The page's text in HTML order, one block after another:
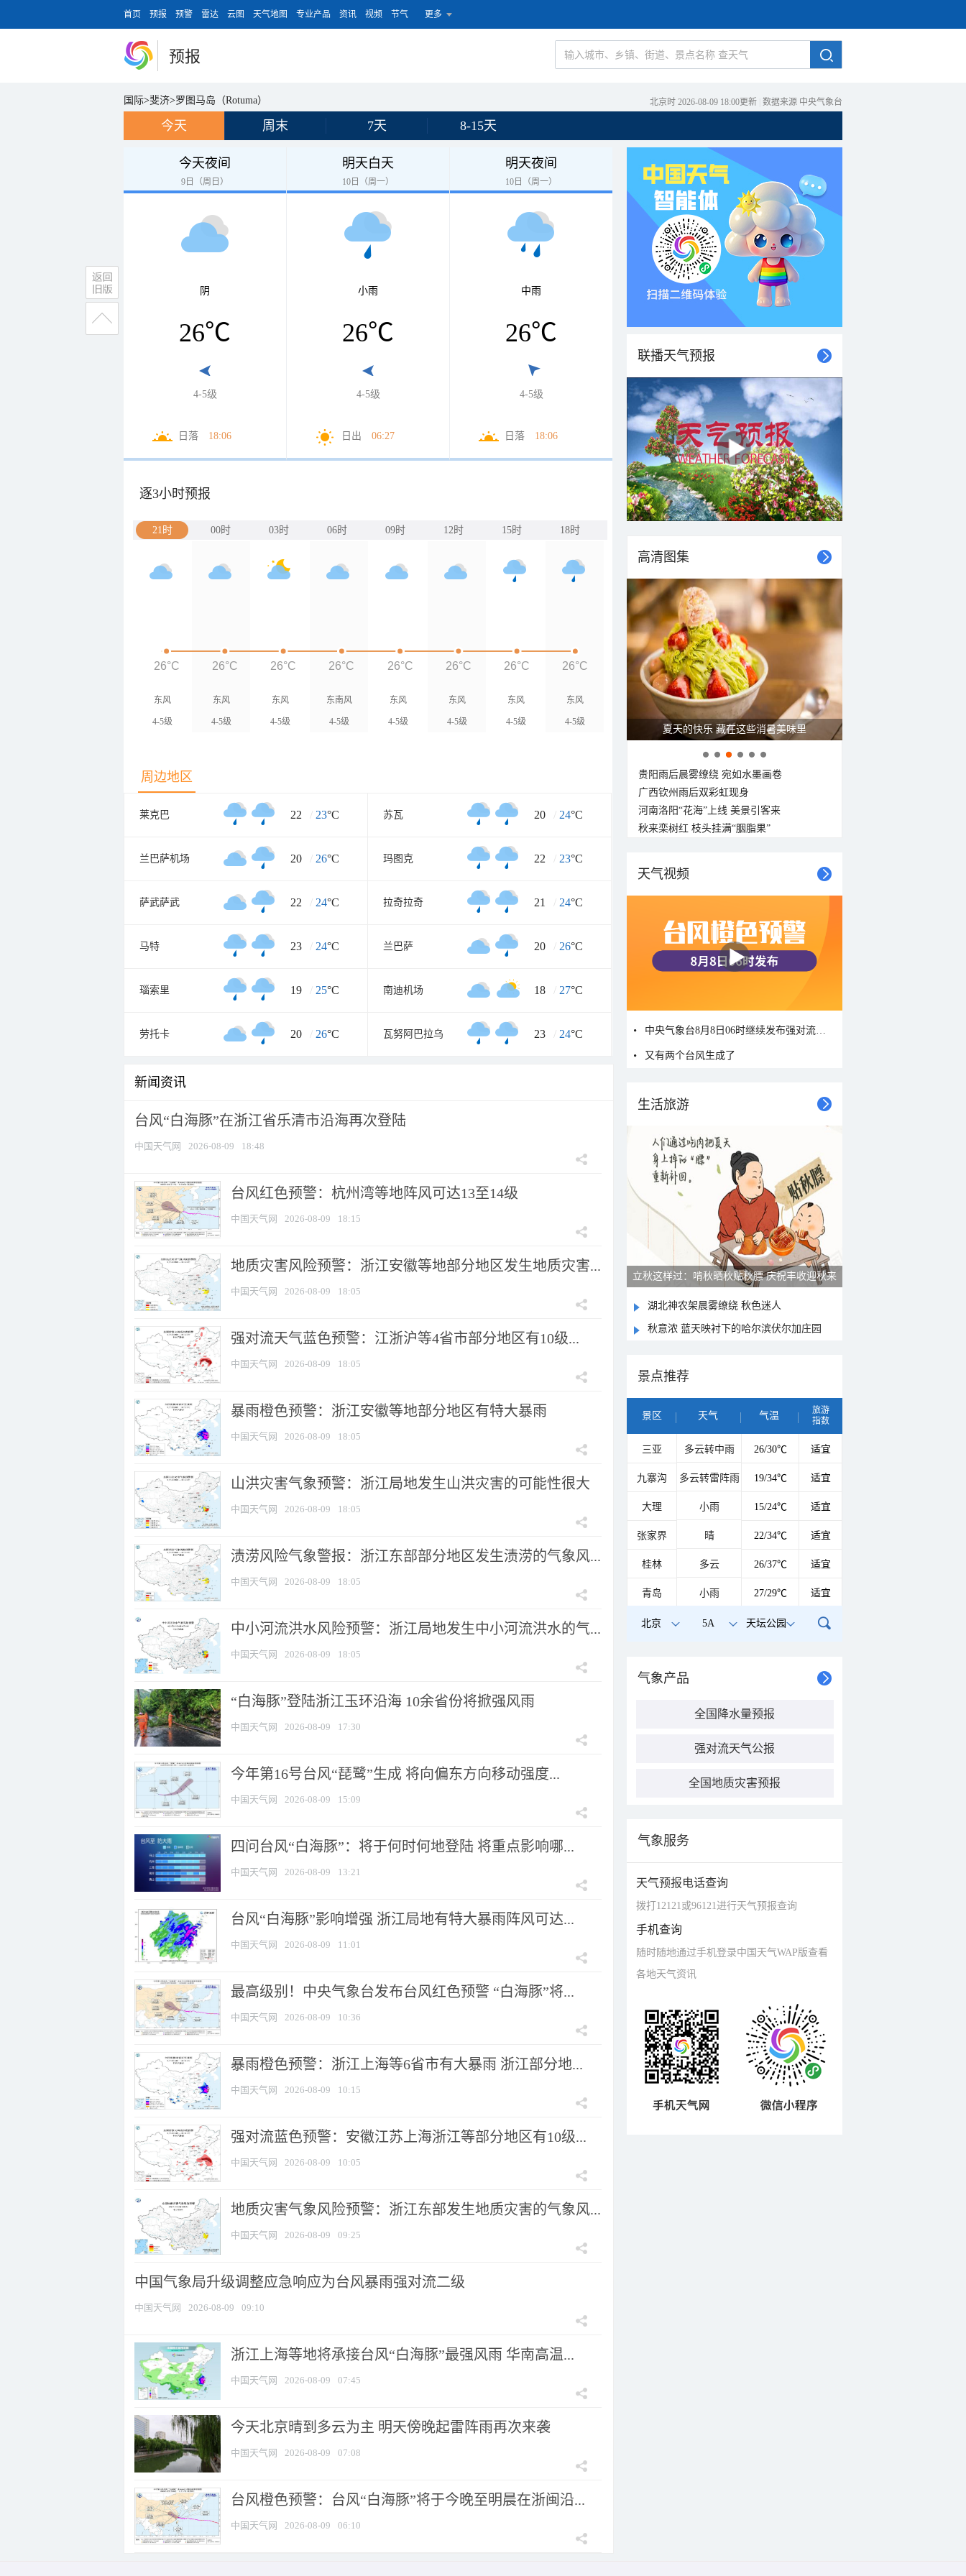
首页 预报 预警 雷达 云图 天气地图 专业产品 资讯 视频 节气 更多
预报
国际>斐济>罗图马岛（Rotuma） 北京时 2026-08-09 18:00更新 数据来源 中央气象台
今天 周末 7天 8-15天
今天夜间
9日（周日）
阴
26℃
4-5级
日落 18:06
明天白天
10日（周一）
小雨
26℃
4-5级
日出 06:27
明天夜间
10日（周一）
中雨
26℃
4-5级
日落 18:06
逐3小时预报
21时 00时 03时 06时 09时 12时 15时 18时
东风
4-5级
东风
4-5级
东风
4-5级
东南风
4-5级
东风
4-5级
东风
4-5级
东风
4-5级
东风
4-5级
26°C 26°C 26°C 26°C 26°C 26°C 26°C 26°C
周边地区
莱克巴 22 / 23°C 苏瓦 20 / 24°C
兰巴萨机场 20 / 26°C 玛图克 22 / 23°C
萨武萨武 22 / 24°C 拉奇拉奇 21 / 24°C
马特 23 / 24°C 兰巴萨 20 / 26°C
瑙索里 19 / 25°C 南迪机场 18 / 27°C
劳托卡 20 / 26°C 瓦努阿巴拉乌 23 / 24°C
新闻资讯
台风“白海豚”在浙江省乐清市沿海再次登陆
中国天气网 2026-08-09 18:48
​台风红色预警：杭州湾等地阵风可达13至14级
中国天气网 2026-08-09 18:15
地质灾害风险预警：浙江安徽等地部分地区发生地质灾害...
中国天气网 2026-08-09 18:05
强对流天气蓝色预警：江浙沪等4省市部分地区有10级...
中国天气网 2026-08-09 18:05
暴雨橙色预警：浙江安徽等地部分地区有特大暴雨
中国天气网 2026-08-09 18:05
山洪灾害气象预警：浙江局地发生山洪灾害的可能性很大
中国天气网 2026-08-09 18:05
渍涝风险气象警报：浙江东部部分地区发生渍涝的气象风...
中国天气网 2026-08-09 18:05
中小河流洪水风险预警：浙江局地发生中小河流洪水的气...
中国天气网 2026-08-09 18:05
“白海豚”登陆浙江玉环沿海 10余省份将掀强风雨
中国天气网 2026-08-09 17:30
今年第16号台风“琵鹭”生成 将向偏东方向移动强度...
中国天气网 2026-08-09 15:09
四问台风“白海豚”：将于何时何地登陆 将重点影响哪...
中国天气网 2026-08-09 13:21
台风“白海豚”影响增强 浙江局地有特大暴雨阵风可达...
中国天气网 2026-08-09 11:01
最高级别！中央气象台发布台风红色预警 “白海豚”将...
中国天气网 2026-08-09 10:36
暴雨橙色预警：浙江上海等6省市有大暴雨 浙江部分地...
中国天气网 2026-08-09 10:15
强对流蓝色预警：安徽江苏上海浙江等部分地区有10级...
中国天气网 2026-08-09 10:05
地质灾害气象风险预警：浙江东部发生地质灾害的气象风...
中国天气网 2026-08-09 09:25
中国气象局升级调整应急响应为台风暴雨强对流二级
中国天气网 2026-08-09 09:10
浙江上海等地将承接台风“白海豚”最强风雨 华南高温...
中国天气网 2026-08-09 07:45
今天北京晴到多云为主 明天傍晚起雷阵雨再次来袭
中国天气网 2026-08-09 07:08
台风橙色预警：台风“白海豚”将于今晚至明晨在浙闽沿...
中国天气网 2026-08-09 06:10
联播天气预报
高清图集
夏天的快乐 藏在这些消暑美味里
贵阳雨后晨雾缭绕 宛如水墨画卷
广西钦州雨后双彩虹现身
河南洛阳“花海”上线 美景引客来
秋来栾树红 枝头挂满“胭脂果”
天气视频
中央气象台8月8日06时继续发布强对流天气蓝色预警
又有两个台风生成了
生活旅游
立秋这样过：啃秋晒秋贴秋膘 庆祝丰收迎秋来
湖北神农架晨雾缭绕 秋色迷人
秋意浓 蓝天映衬下的哈尔滨伏尔加庄园
景点推荐
景区 天气 气温
旅游
指数
三亚 多云转中雨 26/30℃ 适宜
九寨沟 多云转雷阵雨 19/34℃ 适宜
大理 小雨 15/24℃ 适宜
张家界 晴 22/34℃ 适宜
桂林 多云 26/37℃ 适宜
青岛 小雨 27/29℃ 适宜
北京 5A 天坛公园
气象产品
全国降水量预报
强对流天气公报
全国地质灾害预报
气象服务
天气预报电话查询
拨打12121或96121进行天气预报查询
手机查询
随时随地通过手机登录中国天气WAP版查看
各地天气资讯